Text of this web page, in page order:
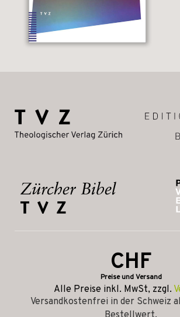
CHF
Preise und Versand
Alle Preise inkl. MwSt, zzgl.
Versandkostenfrei in der Schweiz